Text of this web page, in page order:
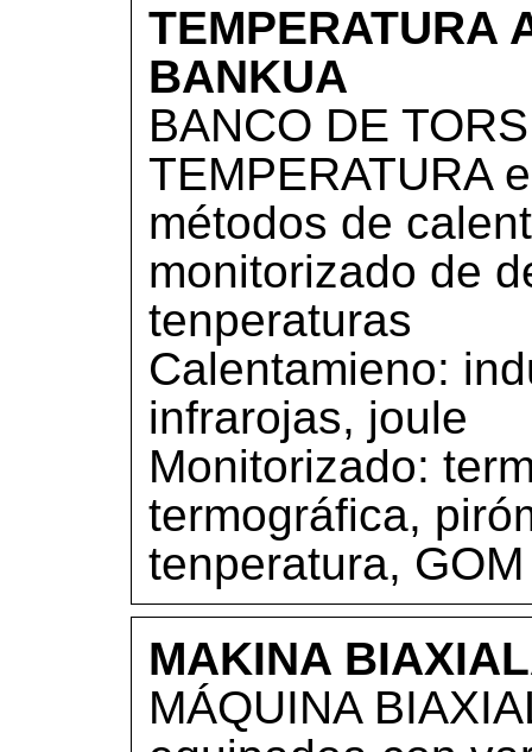
TEMPERATURA
BANKUA
BANCO DE
TEMPERATURA
métodos de
monitorizado de
tenperaturas
Calentamieno:
infrarojas, joule
Monitorizado:
termográfica,
tenperatura,
MAKINA
MÁQUINA